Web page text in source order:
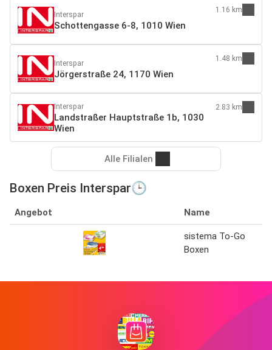
Interspar
Schottengasse 6-8, 1010 Wien
1.16 km
Interspar
Jörgerstraße 24, 1170 Wien
1.48 km
Interspar
Landstraßer Hauptstraße 1b, 1030
Wien
2.83 km
Alle Filialen
Boxen Preis Interspar🕒
Angebot Name
sistema To-Go
Boxen